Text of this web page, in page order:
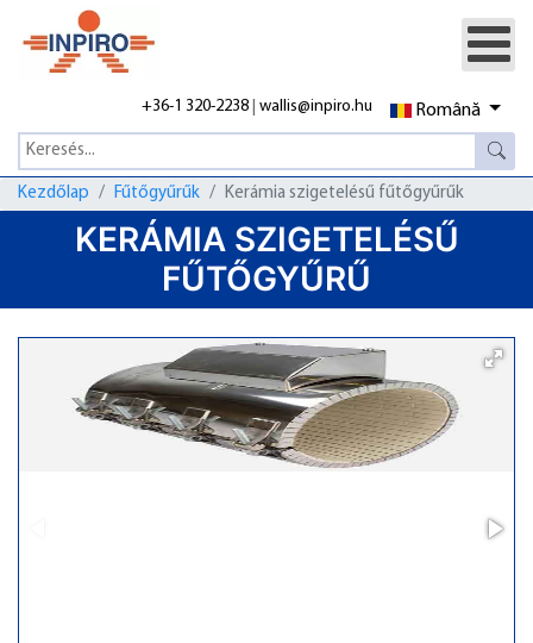
+36-1 320-2238 |wallis@inpiro.hu Română
Kezdőlap Fűtőgyűrűk Kerámia szigetelésű fűtőgyűrűk
KERÁMIA SZIGETELÉSŰ
FŰTŐGYŰRŰ